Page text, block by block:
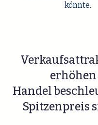
könnte.
erhöhen
Handel
Spitzenpreis